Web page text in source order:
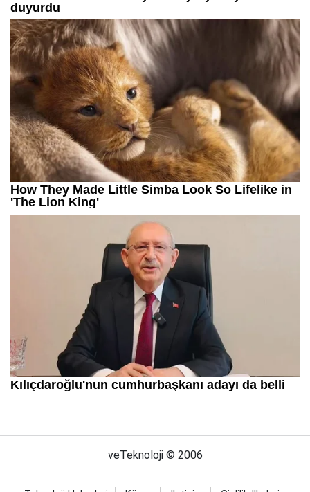
veTeknoloji © 2006